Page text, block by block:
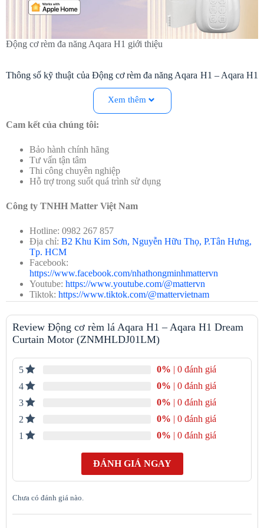
Động cơ rèm đa năng Aqara H1 giới thiệu
Thông số kỹ thuật của Động cơ rèm đa năng Aqara H1 – Aqara H1
Aqara H1 Curtain
Kết nối không
dây
Zigbee
mức
100-240V ~ 50-60Hz
Dòng định
mức
0.6A
Công suất đầu
vào định mức
30W
Mô-mem xoắn
1.2Nm
Tốc độ định
mức
100r/phút
Mức độ bảo vệ
Remote
Nhiệt độ hoạt
động
50kg
0% – 95%RH, không ngưng tụ
Tương thích
Xem thêm
Cam kết của chúng tôi:
Bảo hành chính hãng
Tư vấn tận tâm
Thi công chuyên nghiệp
Hỗ trợ trong suốt quá trình sử dụng
Công ty TNHH Matter Việt Nam
Hotline: 0982 267 857
Địa chỉ: B2 Khu Kim Sơn, Nguyễn Hữu Thọ, P.Tân Hưng,
Tp. HCM
Facebook:
https://www.facebook.com/nhathongminhmattervn
Youtube: https://www.youtube.com/@mattervn
Tiktok: https://www.tiktok.com/@mattervietnam
Review Động cơ rèm lá Aqara H1 – Aqara H1 Dream
Curtain Motor (ZNMHLDJ01LM)
5 0% | 0 đánh giá
4
0% | 0 đánh giá
3
0% | 0 đánh giá
2
0% | 0 đánh giá
1
0% | 0 đánh giá
ĐÁNH GIÁ NGAY
Chưa có đánh giá nào.